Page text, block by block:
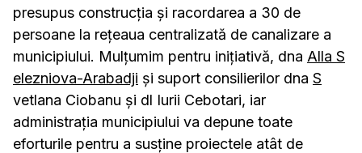
presupus construcția și racordarea a 30 de
persoane la rețeaua centralizată de canalizare a
municipiului. Mulțumim pentru inițiativă, dna Alla S
elezniova-Arabadji și suport consilierilor dna S
vetlana Ciobanu și dl Iurii Cebotari, iar
administrația municipiului va depune toate
eforturile pentru a susține proiectele atât de